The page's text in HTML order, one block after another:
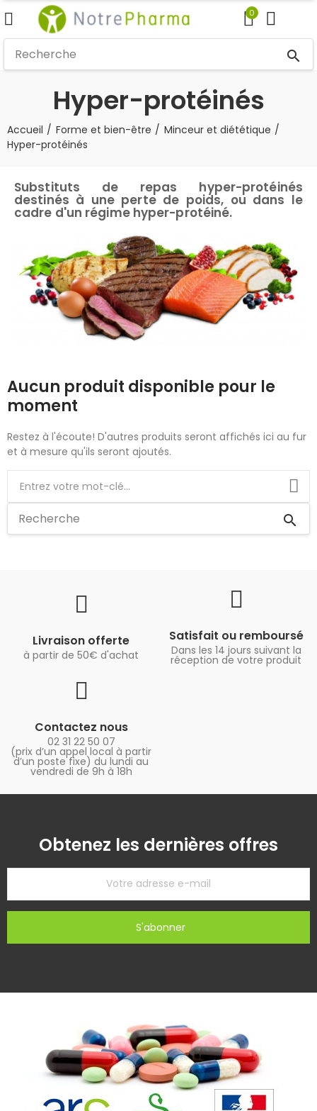
0
search
Hyper-protéinés
Accueil Forme et bien-être
Minceur et diététique
Hyper-protéinés
Substituts de repas hyper-protéinés
destinés à une perte de poids, ou dans le
cadre d'un régime hyper-protéiné.
Aucun produit disponible pour le
moment
Restez à l'écoute! D'autres produits seront affichés ici au fur
et à mesure qu'ils seront ajoutés.
search
Livraison offerte
à partir de 50€ d'achat
Satisfait ou remboursé
Dans les 14 jours suivant la
réception de votre produit
Contactez nous
02 31 22 50 07
(prix d’un appel local à partir
d’un poste fixe) du lundi au
vendredi de 9h à 18h
Obtenez les dernières offres
S'abonner